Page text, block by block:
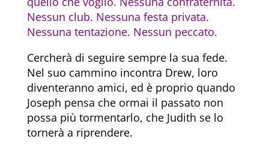
Nessun club. Nessuna festa privata.
Nessuna tentazione. Nessun peccato.
Cercherà di seguire sempre la sua fede.
Nel suo cammino incontra Drew, loro
diventeranno amici, ed è proprio quando
Joseph pensa che ormai il passato non
possa più tormentarlo, che Judith se lo
tornerà a riprendere.